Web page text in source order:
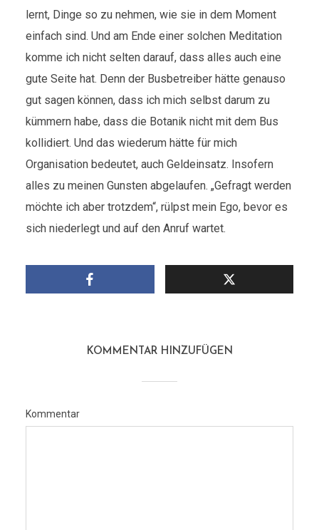
lernt, Dinge so zu nehmen, wie sie in dem Moment
einfach sind. Und am Ende einer solchen Meditation
komme ich nicht selten darauf, dass alles auch eine
gute Seite hat. Denn der Busbetreiber hätte genauso
gut sagen können, dass ich mich selbst darum zu
kümmern habe, dass die Botanik nicht mit dem Bus
kollidiert. Und das wiederum hätte für mich
Organisation bedeutet, auch Geldeinsatz. Insofern
alles zu meinen Gunsten abgelaufen. „Gefragt werden
möchte ich aber trotzdem“, rülpst mein Ego, bevor es
sich niederlegt und auf den Anruf wartet.
KOMMENTAR HINZUFÜGEN
Kommentar